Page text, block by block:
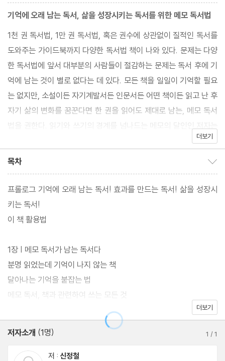
기억에 오래 남는 독서, 삶을 성장시키는 독서를 위한 메모 독서법
1천 권 독서법, 1만 권 독서법, 혹은 권수에 상관없이 질적인 독서를
도와주는 가이드북까지 다양한 독서법 책이 나와 있다. 문제는 다양
한 독서법에 앞서 대부분의 사람들이 절감하는 문제는 독서 후에 기
억에 남는 것이 별로 없다는 데 있다. 모든 책을 일일이 기억할 필요
는 없지만, 소설이든 자기계발서든 인문서든 어떤 책이든 읽고 난 후
자기 삶의 변화를 꿈꾼다면 한 권을 읽어도 제대로 남는, 메모 독서
법을 권한다. 읽기와 쓰기의 경계를 넘나드는 메모의 달인인 저자는
기억에 오래 남는 독서, 효과를 만드는 독서, 삶을 성장시키는 독서!
메모 독서의 모든 것을 알려준다.
최근 통계에 따르면, 1년에 책 한 권도 읽지 않았다는 성인이 10명
중 4명이라고 한다. 책을 점점 더 기피하는 지금 시대에 메모 독서
법이야말로 가장 필요한 독서법이다. 메모 독서법은 다독을 할 필요
과적인 독서법이다. 메모 독서의 효과는 확실하다. 기억에 오래 남는
독서, 생각하는 독서, 내 글을 쓰게 만드는 독서, 독서에 그치지 않고
실천하게 만드는 독서로 이끌어준다. 책은 누구나 쉽게 메모 독서를
따라 할 수 있도록 5단계 독서법을 제안한다.
밑줄 긋기로 가볍게 시작하여 독서 노트 쓰기, 책의 내용을 한눈에
보여주는 독서 마인드맵 작성하기, 메모 독서의 완성이라 할 수 있는
글쓰기 노하우, 그리고 마지막으로 메모 독서를 습관화하는 방법까
더보기
목차
프롤로그 기억에 오래 남는 독서! 효과를 만드는 독서! 삶을 성장시
키는 독서!
이 책 활용법
1장 | 메모 독서가 남는 독서다
분명 읽었는데 기억이 나지 않는 책
달아나는 기억을 붙잡는 법
메모 독서, 책과 관련하여 쓰는 모든 것
효과 없는 독서에서 생산적인 독서로
책이 나무라면, 메모 독서는 열매다
week 1 메모 독서를 시작하기 전에 준비물 챙기기
더보기
저자소개 (1명) 1 /1
저 : 신정철